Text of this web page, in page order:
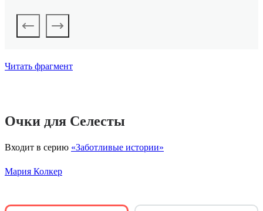
Читать фрагмент
Очки для Селесты
Входит в серию «Заботливые истории»
Мария Колкер